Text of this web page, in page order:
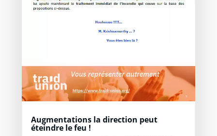
Augmentations la direction peut
éteindre le feu !